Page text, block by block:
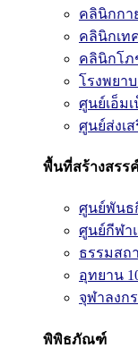
คลินิกกา
คลินิกเท
คลินิกโภ
โรงพยา
ศูนย์เอ็ม
ศูนย์ส่งเ
พื้นที่สร้างสรรค์
ศูนย์พันธ
ศูนย์กีฬา
ธรรมสถ
อุทยาน
จุฬาลงก
พิพิธภัณฑ์